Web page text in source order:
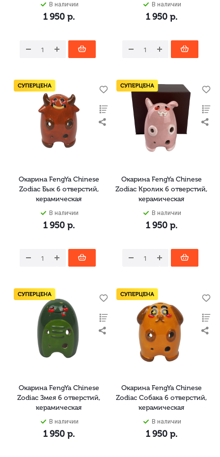
В наличии
1 950р.
В наличии
1 950р.
Окарина FengYa Chinese
Zodiac Бык 6 отверстий,
керамическая
В наличии
1 950р.
Окарина FengYa Chinese
Zodiac Кролик 6 отверстий,
керамическая
В наличии
1 950р.
Окарина FengYa Chinese
Zodiac Змея 6 отверстий,
керамическая
В наличии
1 950р.
Окарина FengYa Chinese
Zodiac Собака 6 отверстий,
керамическая
В наличии
1 950р.